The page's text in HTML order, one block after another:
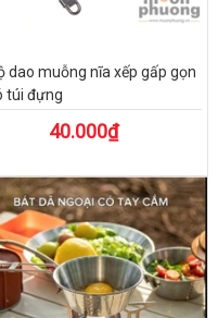
dao muỗng nĩa xếp gấp gọn
túi đựng
40.000₫